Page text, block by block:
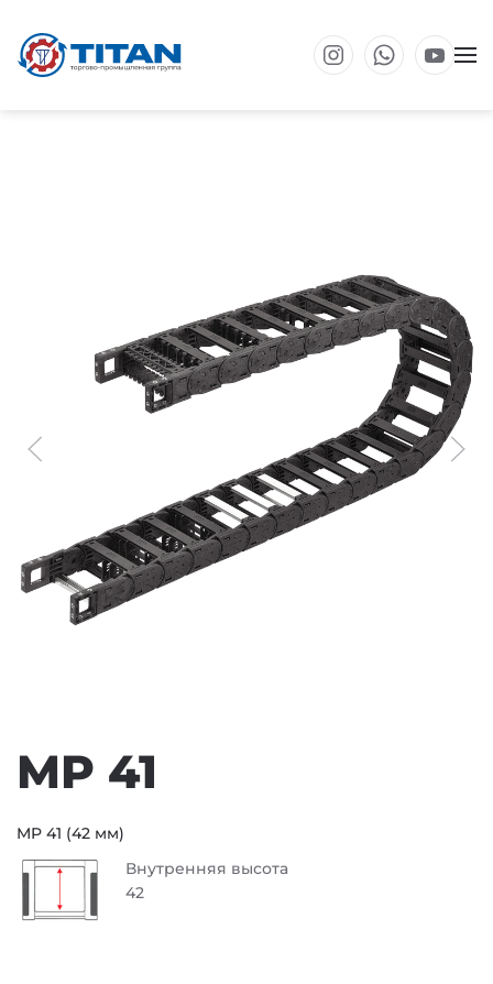
Перейти к основному содержанию
MP 41
MP 41 (42 мм)
Внутренняя высота
42